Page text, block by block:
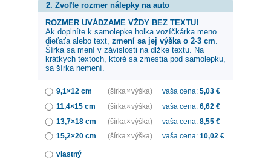
2. Zvoľte rozmer nálepky na auto
ROZMER UVÁDZAME VŽDY BEZ TEXTU!
Ak doplníte k samolepke holka vozíčkárkameno
dieťaťa alebo text, zmení sa jej výška o 2-3 cm.
Šírka sa mení v závislosti na dĺžke textu. Na
krátkych textoch, ktoré sa zmestia pod samolepku,
sa šírka nemení.
9,1×12 cm (šírka × výška) vaša cena: 5,03 €
11,4×15 cm
(šírka × výška) vaša cena: 6,62 €
13,7×18 cm
(šírka × výška) vaša cena: 8,55 €
15,2×20 cm
(šírka × výška) vaša cena: 10,02 €
vlastný